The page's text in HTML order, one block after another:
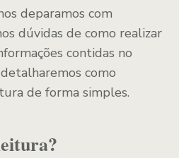
deparamos com
dúvidas de como realizar
contidas no
como
de forma simples.